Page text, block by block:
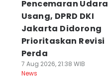
Pencemaran Udara
Usang, DPRD DKI
Jakarta Didorong
Prioritaskan Revisi
Perda
7 Aug 2026, 21:38 WIB
News